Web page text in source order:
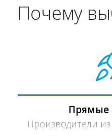
Почему
Прямые
Производители